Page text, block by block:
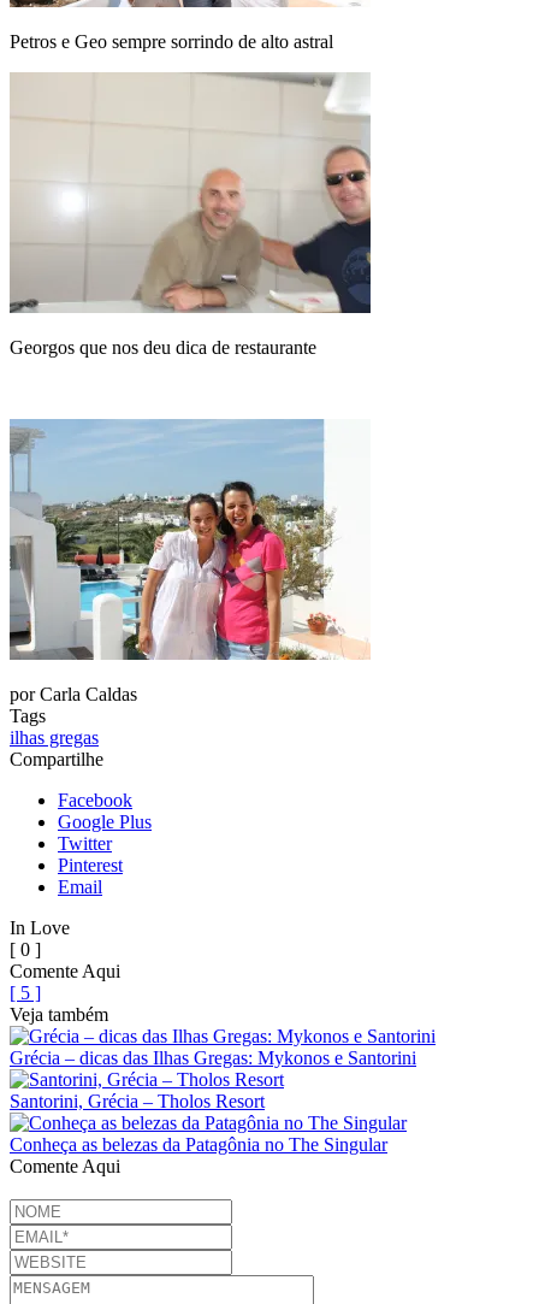
Petros e Geo sempre sorrindo de alto astral
Georgos que nos deu dica de restaurante
porCarla Caldas
Tags
ilhas gregas
Compartilhe
Facebook
Google Plus
Twitter
Pinterest
Email
In Love
[ 0 ]
Comente Aqui
[ 5 ]
Veja também
Grécia – dicas das Ilhas Gregas: Mykonos e Santorini
Santorini, Grécia – Tholos Resort
Conheça as belezas da Patagônia no The Singular
Comente Aqui